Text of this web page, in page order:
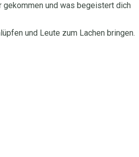
gekommen und was begeistert dich
und Leute zum Lachen bringen.